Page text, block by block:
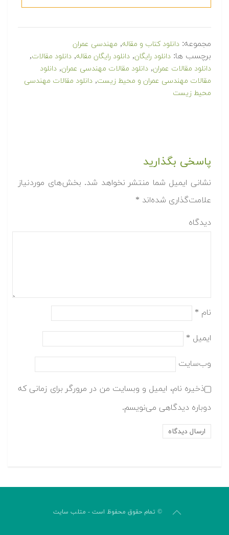
مجموعه: دانلود کتاب و مقاله, مهندسی عمران
برچسب ها: دانلود رایگان, دانلود رایگان مقاله, دانلود مقالات,
دانلود مقالات عمران, دانلود مقالات مهندسی عمران, دانلود
مقالات مهندسی عمران و محیط زیست, دانلود مقالات مهندسی
محیط زیست
پاسخی بگذارید
نشانی ایمیل شما منتشر نخواهد شد. بخش‌های موردنیاز
علامت‌گذاری شده‌اند *
دیدگاه
نام *
ایمیل *
وب‌سایت
ذخیره نام، ایمیل و وبسایت من در مرورگر برای زمانی که
دوباره دیدگاهی می‌نویسم.
© تمام حقوق محفوظ است - متلب سایت